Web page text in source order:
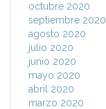
octubre 2020
septiembre 2020
agosto 2020
julio 2020
junio 2020
mayo 2020
abril 2020
marzo 2020